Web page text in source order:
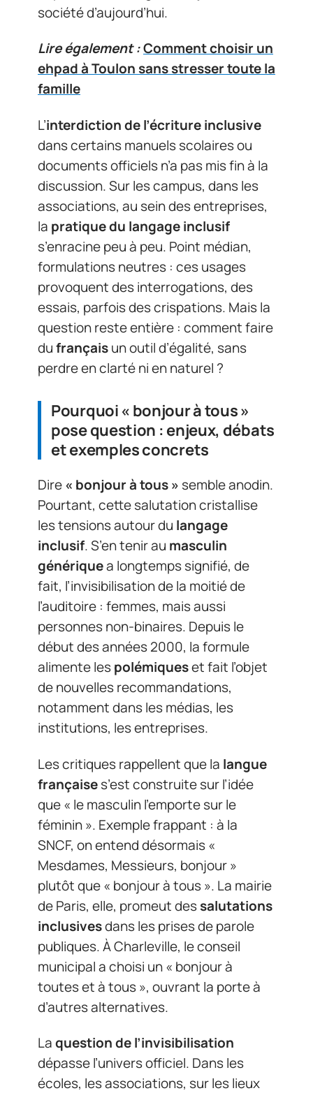
société d’aujourd’hui.
Lire également :Comment choisir un
ehpad à Toulon sans stresser toute la
famille
L’interdiction de l’écriture inclusive
dans certains manuels scolaires ou
documents officiels n’a pas mis fin à la
discussion. Sur les campus, dans les
associations, au sein des entreprises,
la pratique du langage inclusif
s’enracine peu à peu. Point médian,
formulations neutres : ces usages
provoquent des interrogations, des
essais, parfois des crispations. Mais la
question reste entière : comment faire
dufrançaisun outil d’égalité, sans
perdre en clarté ni en naturel ?
Pourquoi « bonjour à tous »
pose question : enjeux, débats
et exemples concrets
Dire« bonjour à tous » semble anodin.
Pourtant, cette salutation cristallise
les tensions autour du langage
inclusif. S’en tenir au masculin
génériquea longtemps signifié, de
fait, l’invisibilisation de la moitié de
l’auditoire : femmes, mais aussi
personnes non-binaires. Depuis le
début des années 2000, la formule
alimente lespolémiqueset fait l’objet
de nouvelles recommandations,
notamment dans les médias, les
institutions, les entreprises.
Les critiques rappellent que la langue
françaises’est construite sur l’idée
que « le masculin l’emporte sur le
féminin ». Exemple frappant : à la
SNCF, on entend désormais «
Mesdames, Messieurs, bonjour »
plutôt que « bonjour à tous ». La mairie
de Paris, elle, promeut dessalutations
inclusivesdans les prises de parole
publiques. À Charleville, le conseil
municipal a choisi un « bonjour à
toutes et à tous », ouvrant la porte à
d’autres alternatives.
Laquestion de l’invisibilisation
dépasse l’univers officiel. Dans les
écoles, les associations, sur les lieux